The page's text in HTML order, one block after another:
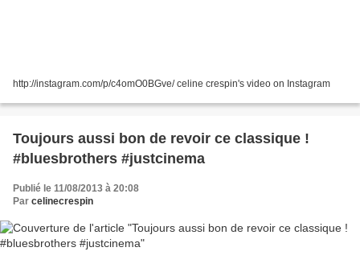
http://instagram.com/p/c4omO0BGve/ celine crespin's video on Instagram
Toujours aussi bon de revoir ce classique !
#bluesbrothers #justcinema
Publié le 11/08/2013 à 20:08
Par celinecrespin